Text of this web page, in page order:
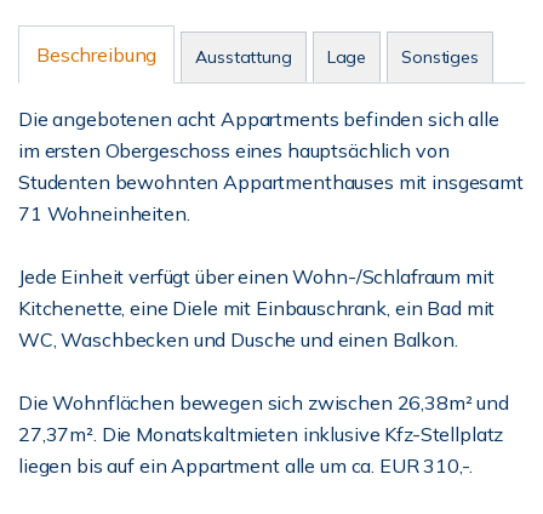
Beschreibung Ausstattung Lage Sonstiges
Die angebotenen acht Appartments befinden sich alle
im ersten Obergeschoss eines hauptsächlich von
Studenten bewohnten Appartmenthauses mit insgesamt
71 Wohneinheiten.
Jede Einheit verfügt über einen Wohn-/Schlafraum mit
Kitchenette, eine Diele mit Einbauschrank, ein Bad mit
WC, Waschbecken und Dusche und einen Balkon.
Die Wohnflächen bewegen sich zwischen 26,38m² und
27,37m². Die Monatskaltmieten inklusive Kfz-Stellplatz
liegen bis auf ein Appartment alle um ca. EUR 310,-.